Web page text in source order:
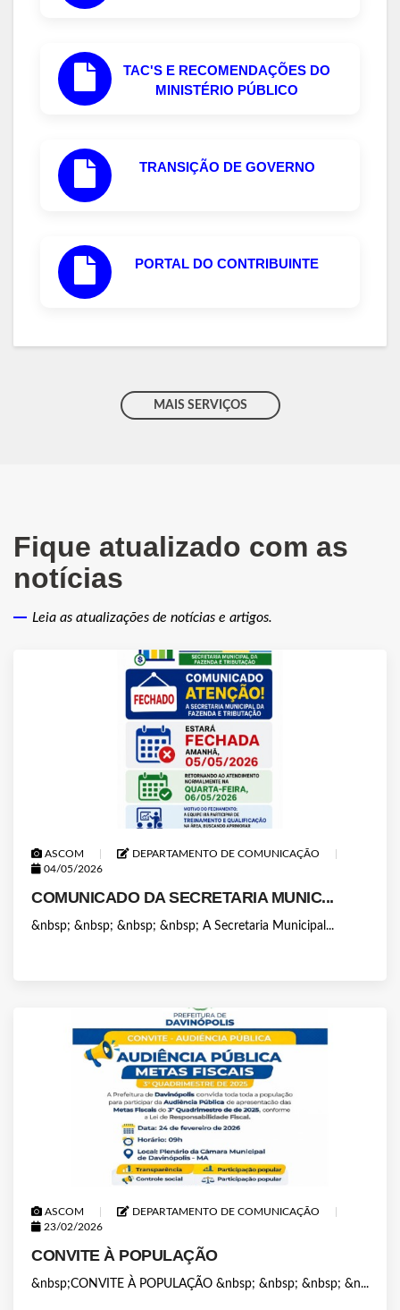
TAC'S E RECOMENDAÇÕES DO
MINISTÉRIO PÚBLICO
TRANSIÇÃO DE GOVERNO
PORTAL DO CONTRIBUINTE
MAIS SERVIÇOS
Fique atualizado com as
notícias
Leia as atualizações de notícias e artigos.
ASCOM
DEPARTAMENTO DE COMUNICAÇÃO
04/05/2026
COMUNICADO DA SECRETARIA MUNIC...
&nbsp; &nbsp; &nbsp; &nbsp; A Secretaria Municipal...
ASCOM
DEPARTAMENTO DE COMUNICAÇÃO
23/02/2026
CONVITE À POPULAÇÃO
&nbsp;CONVITE À POPULAÇÃO &nbsp; &nbsp; &nbsp; &n...